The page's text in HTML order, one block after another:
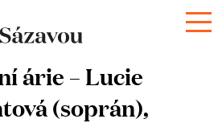
árie – Lucie
(soprán),